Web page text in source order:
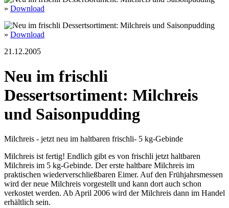
» Download
» Download
21.12.2005
Neu im frischli
Dessertsortiment: Milchreis
und Saisonpudding
Milchreis - jetzt neu im haltbaren frischli- 5 kg-Gebinde
Milchreis ist fertig! Endlich gibt es von frischli jetzt haltbaren
Milchreis im 5 kg-Gebinde. Der erste haltbare Milchreis im
praktischen wiederverschließbaren Eimer. Auf den Frühjahrsmessen
wird der neue Milchreis vorgestellt und kann dort auch schon
verkostet werden. Ab April 2006 wird der Milchreis dann im Handel
erhältlich sein.